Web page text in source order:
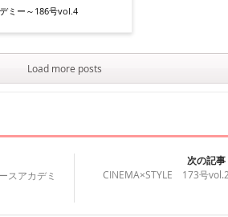
デミー～186号vol.4
Load more posts
スアカデミ
次の記事
CINEMA×STYLE 173号